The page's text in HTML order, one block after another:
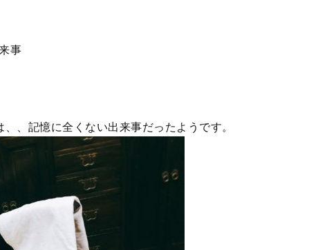
事
、記憶に全くない出来事だったようです。